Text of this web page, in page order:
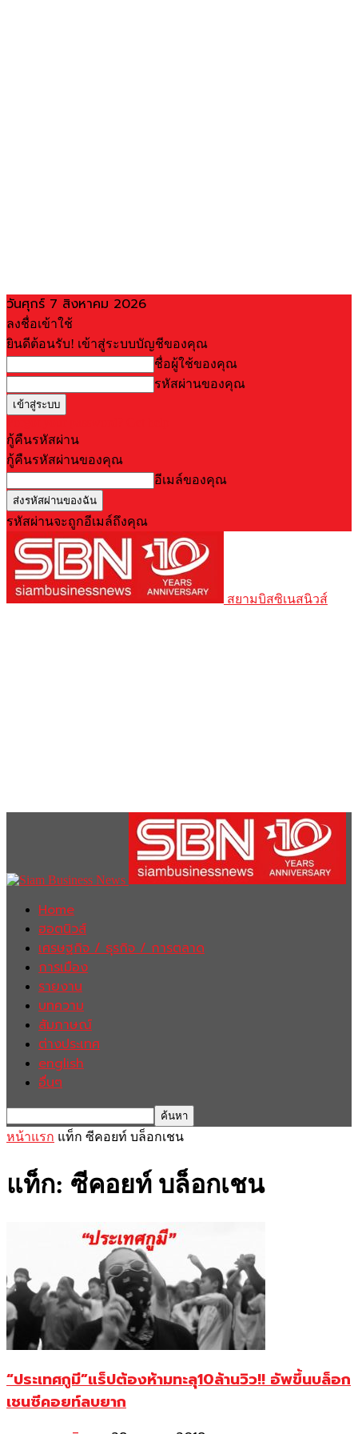
วันศุกร์ 7 สิงหาคม 2026
ลงชื่อเข้าใช้
ยินดีต้อนรับ! เข้าสู่ระบบบัญชีของคุณ
ชื่อผู้ใช้ของคุณ
รหัสผ่านของคุณ
กู้คืนรหัสผ่าน
กู้คืนรหัสผ่านของคุณ
อีเมล์ของคุณ
รหัสผ่านจะถูกอีเมล์ถึงคุณ
สยามบิสซิเนสนิวส์
Home
ฮอตนิวส์
เศรษฐกิจ / ธุรกิจ / การตลาด
การเมือง
รายงาน
บทความ
สัมภาษณ์
ต่างประเทศ
english
อื่นๆ
หน้าแรก แท็ก ซีคอยท์ บล็อกเชน
แท็ก: ซีคอยท์ บล็อกเชน
“ประเทศกูมี”แร็ปต้องห้ามทะลุ10ล้านวิว!! อัพขึ้นบล็อก
เชนซีคอยท์ลบยาก